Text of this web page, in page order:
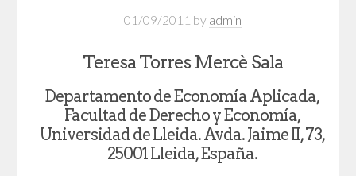
01/09/2011 by admin
Teresa Torres Mercè Sala
Departamento de Economía Aplicada,
Facultad de Derecho y Economía,
Universidad de Lleida. Avda. Jaime II, 73,
25001 Lleida, España.